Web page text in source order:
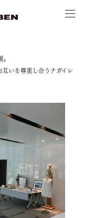
MENU
いを尊重し合うナガイレ